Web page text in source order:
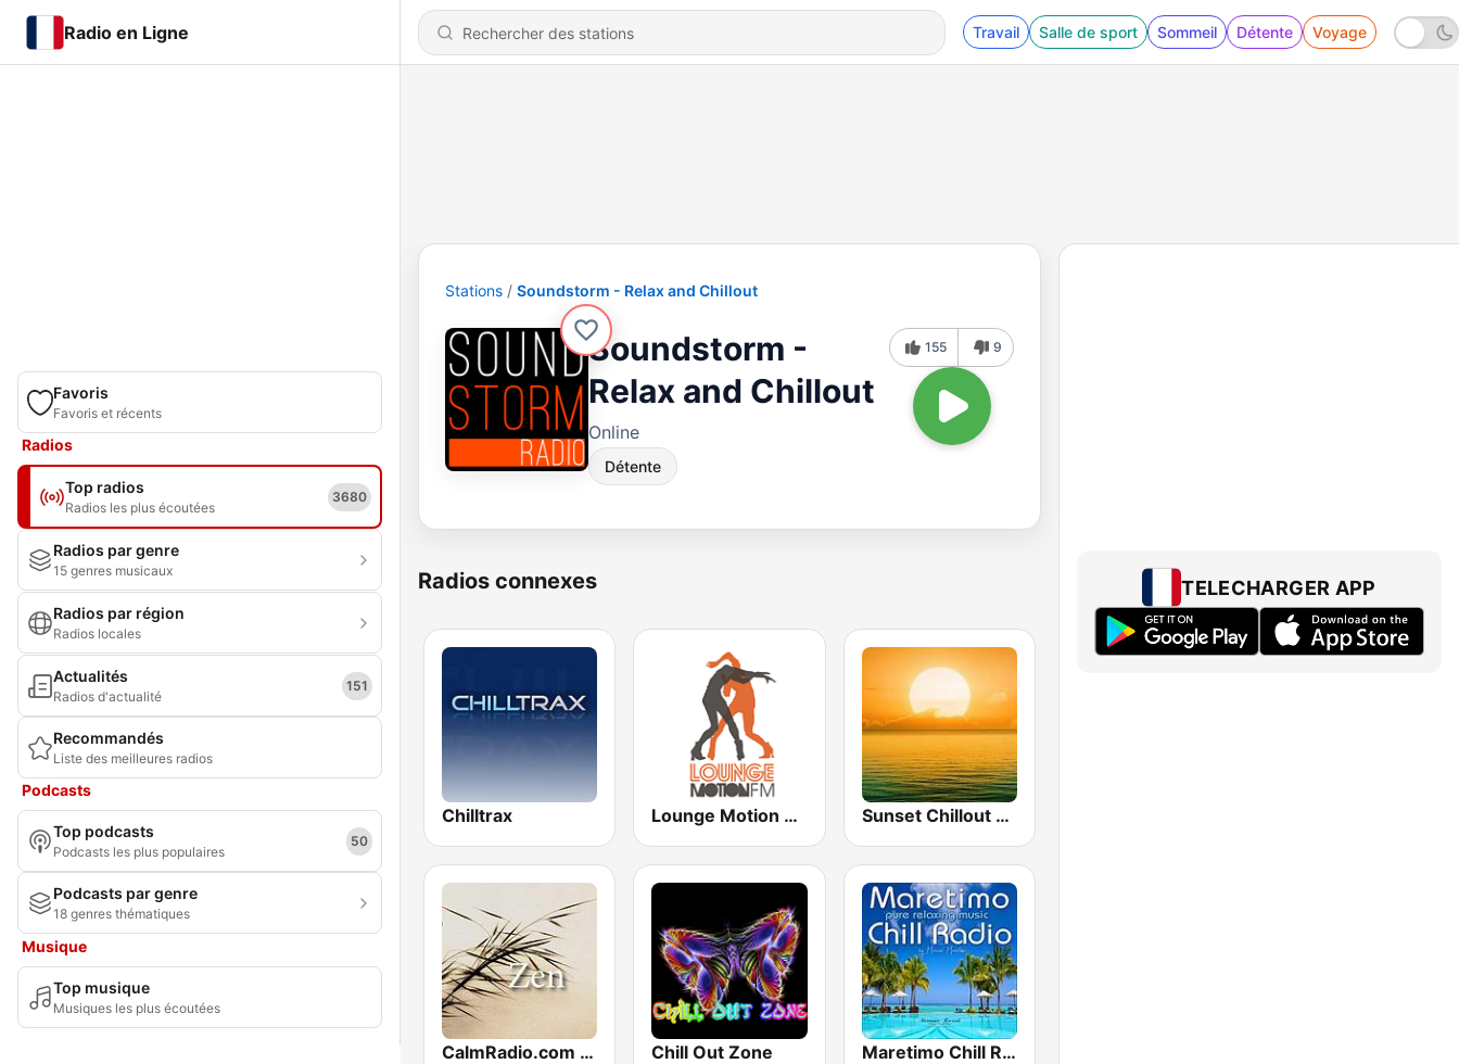
Radio en Ligne Travail Salle de sport Sommeil Détente Voyage
Favoris
Favoris et récents
Radios
Top radios
Radios les plus écoutées
3680
Radios par genre
15 genres musicaux
Radios par région
Radios locales
Actualités
Radios d'actualité
151
Recommandés
Liste des meilleures radios
Podcasts
Top podcasts
Podcasts les plus populaires
50
Podcasts par genre
18 genres thématiques
Musique
Top musique
Musiques les plus écoutées
Stations Soundstorm - Relax and Chillout
Soundstorm -
Relax and Chillout
Online
Détente
155 9
Radios connexes
Chilltrax Lounge Motion FM Sunset Chillout Lounge
CalmRadio.com - Zen Chill Out Zone Maretimo Chill Radio
TELECHARGER APP